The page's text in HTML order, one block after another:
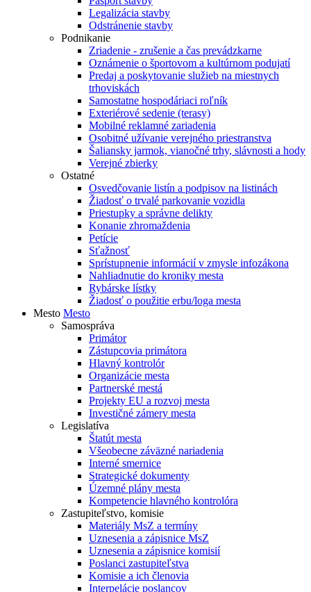
Legalizácia stavby
Odstránenie stavby
Podnikanie
Zriadenie - zrušenie a čas prevádzkarne
Oznámenie o športovom a kultúrnom podujatí
Predaj a poskytovanie služieb na miestnych
trhoviskách
Samostatne hospodáriaci roľník
Exteriérové sedenie (terasy)
Mobilné reklamné zariadenia
Osobitné užívanie verejného priestranstva
Šaliansky jarmok, vianočné trhy, slávnosti a hody
Verejné zbierky
Ostatné
Osvedčovanie listín a podpisov na listinách
Žiadosť o trvalé parkovanie vozidla
Priestupky a správne delikty
Konanie zhromaždenia
Petície
Sťažnosť
Sprístupnenie informácií v zmysle infozákona
Nahliadnutie do kroniky mesta
Rybárske lístky
Žiadosť o použitie erbu/loga mesta
Mesto Mesto
Samospráva
Primátor
Zástupcovia primátora
Hlavný kontrolór
Organizácie mesta
Partnerské mestá
Projekty EU a rozvoj mesta
Investičné zámery mesta
Legislatíva
Štatút mesta
Všeobecne záväzné nariadenia
Interné smernice
Strategické dokumenty
Územné plány mesta
Kompetencie hlavného kontrolóra
Zastupiteľstvo, komisie
Materiály MsZ a termíny
Uznesenia a zápisnice MsZ
Uznesenia a zápisnice komisií
Poslanci zastupiteľstva
Komisie a ich členovia
Interpelácie poslancov